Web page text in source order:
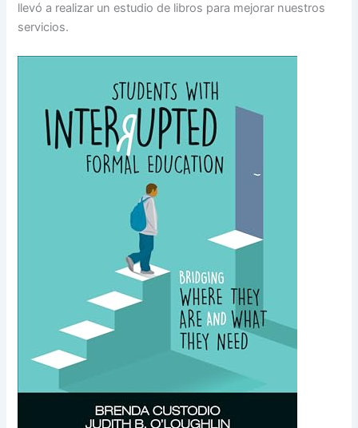
llevó a realizar un estudio de libros para mejorar nuestros
servicios.